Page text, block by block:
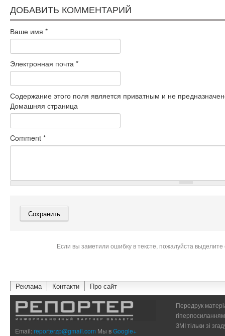
ДОБАВИТЬ КОММЕНТАРИЙ
Ваше имя *
Электронная почта *
Содержание этого поля является приватным и не
Домашняя страница
Comment *
Если вы заметили ошибку в тексте, пожалуйста
Реклама Контакти Про сайт
Email:reporterzp@gmail.com Мы вGoogle+
Передрук
ЗМІ тільки зі